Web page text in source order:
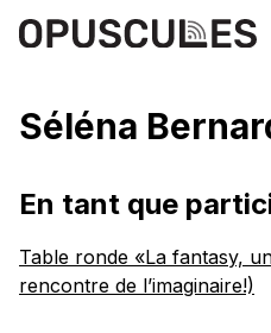
Séléna
En tant que
Table ronde «La fantasy,
rencontre de l’imaginaire!)